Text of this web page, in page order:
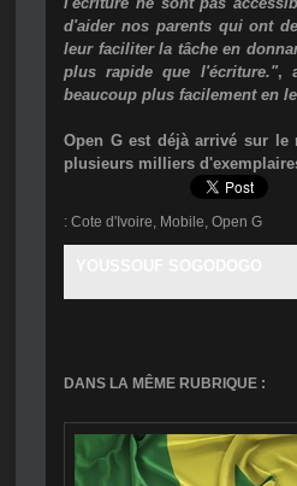
d'aider nos parents qui ont
leur faciliter la tâche en
plus rapide que l'écriture.",
beaucoup plus facilement en
Open G est déjà arrivé sur le
plusieurs milliers
: Cote d'Ivoire, Mobile, Open G
DANS LA MÊME RUBRIQUE :